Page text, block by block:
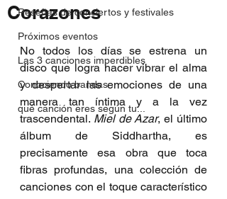
Reseñas de conciertos y festivales
Próximos eventos
Las 3 canciones imperdibles
Conociendo bandas
qué canción eres según tu...
Corazones
No todos los días se estrena un
disco que logra hacer vibrar el alma
y despertar las emociones de una
manera tan íntima y a la vez
trascendental. Miel de Azar, el último
álbum de Siddhartha, es
precisamente esa obra que toca
fibras profundas, una colección de
canciones con el toque característico